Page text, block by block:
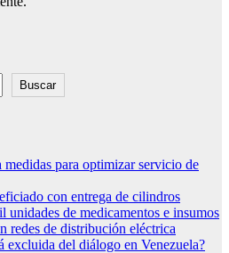
Buscar
para optimizar servicio de
con entrega de cilindros
unidades de medicamentos e insumos
redes de distribución eléctrica
excluida del diálogo en Venezuela?